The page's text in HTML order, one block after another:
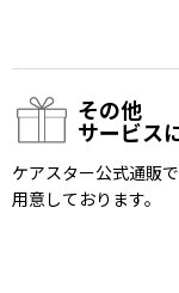
その他
サービス
ケアスター公式通販
用意しております。